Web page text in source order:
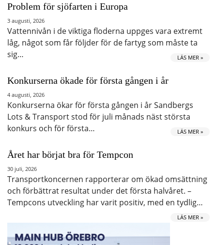
Problem för sjöfarten i Europa
3 augusti, 2026
Vattennivån i de viktiga floderna uppges vara extremt
låg, något som får följder för de fartyg som måste ta
sig…
LÄS MER »
Konkurserna ökade för första gången i år
4 augusti, 2026
Konkurserna ökar för första gången i år Sandbergs
Lots & Transport stod för juli månads näst största
konkurs och för första…
LÄS MER »
Året har börjat bra för Tempcon
30 juli, 2026
Transportkoncernen rapporterar om ökad omsättning
och förbättrat resultat under det första halvåret. –
Tempcons utveckling har varit positiv, med en tydlig…
LÄS MER »